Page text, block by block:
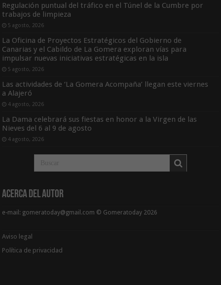
Regulación puntual del tráfico en el Túnel de la Cumbre por
trabajos de limpieza
5 agosto, 2026
La Oficina de Proyectos Estratégicos del Gobierno de
Canarias y el Cabildo de La Gomera exploran vías para
impulsar nuevas iniciativas estratégicas en la isla
5 agosto, 2026
Las actividades de ‘La Gomera Acompaña’ llegan este viernes
a Alajeró
4 agosto, 2026
La Dama celebrará sus fiestas en honor a la Virgen de las
Nieves del 6 al 9 de agosto
4 agosto, 2026
Acerca del Autor
e-mail: gomeratoday@gmail.com © Gomeratoday 2026
Aviso legal
Política de privacidad